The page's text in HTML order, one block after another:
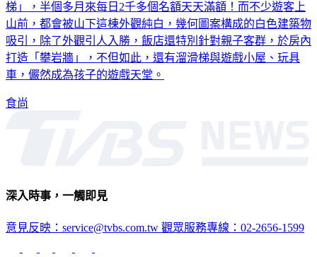
梯」，半個多月來每日2千多個名額天天滿額！而不少遊客上
山前，都會被山下這棟外觀純白，幾何圖案構成的白色建築物
吸引，除了外觀引人入勝，飯店還特別針對親子客群，於房內
打造「攀岩牆」，不但如此，還有溜滑梯與遊戲小屋、玩具
車，儼然成為孩子的遊戲天堂。
食尚
深入時事，一觸即見
意見反映：service@tvbs.com.tw 觀眾服務專線：02-2656-1599